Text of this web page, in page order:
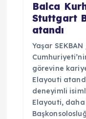
Balca
Stuttgart
atandı
Yaşar
görevine
Elayouti
deneyimli
Elayouti,